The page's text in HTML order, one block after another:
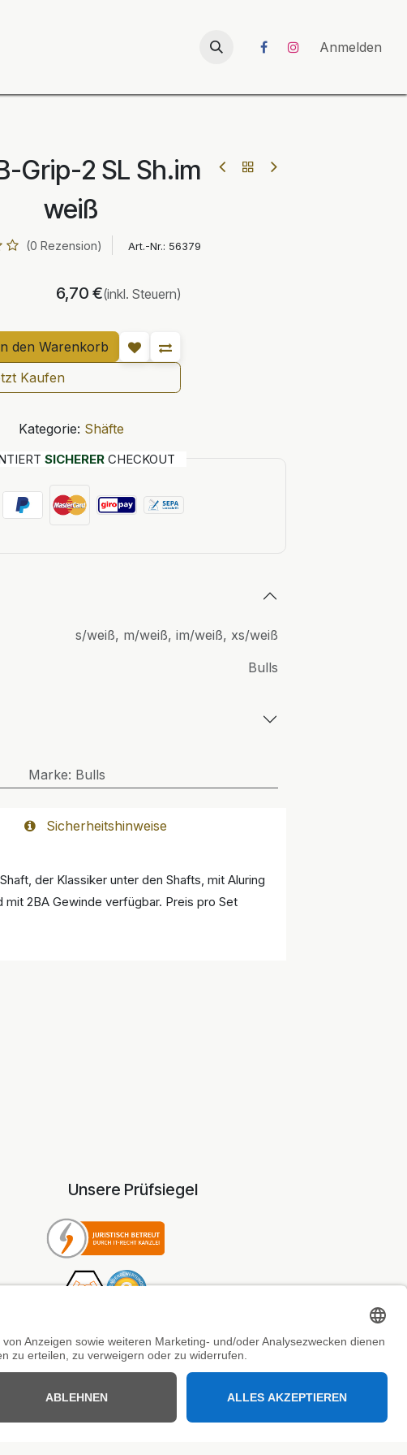
UNICORN-Launch 2026 Anmelden
Grip-2 SL Sh.im
weiß
(0 Rezension) Art.-Nr.: 56379
den Warenkorb
6,70 €(inkl. Steuern)
Kaufen
Kategorie: Shäfte
SICHERERCHECKOUT
s/weiß, m/weiß, im/weiß, xs/weiß
Bulls
Marke: Bulls
Sicherheitshinweise
der Klassiker unter den Shafts, mit Aluring
2BA Gewinde verfügbar. Preis pro Set
Unsere Prüfsiegel